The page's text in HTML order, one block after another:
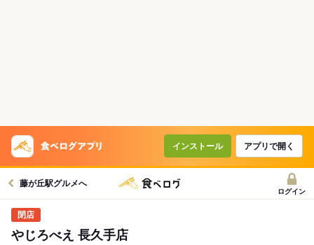
インストール アプリで開く
藤が丘駅グルメへ
ログイン
やじろべえ 長久手店